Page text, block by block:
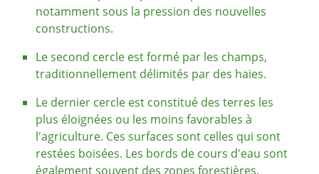
notamment sous la pression des nouvelles
constructions.
Le second cercle est formé par les champs,
traditionnellement délimités par des haies.
Le dernier cercle est constitué des terres les
plus éloignées ou les moins favorables à
l'agriculture. Ces surfaces sont celles qui sont
restées boisées. Les bords de cours d'eau sont
également souvent des zones forestières.